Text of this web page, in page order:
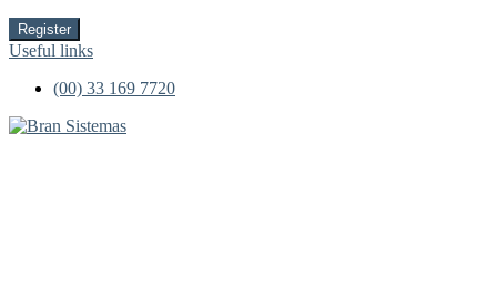
Register
Useful links
(00) 33 169 7720